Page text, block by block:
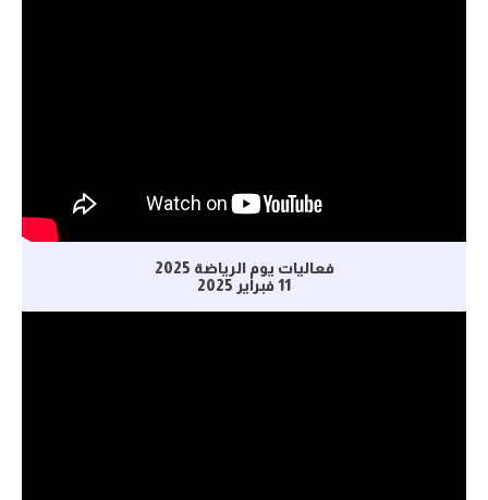
فعاليات يوم الرياضة 2025
11 فبراير 2025